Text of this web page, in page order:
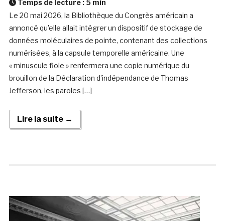
Temps de lecture : 5 min
Le 20 mai 2026, la Bibliothèque du Congrès américain a
annoncé qu’elle allait intégrer un dispositif de stockage de
données moléculaires de pointe, contenant des collections
numérisées, à la capsule temporelle américaine. Une
« minuscule fiole » renfermera une copie numérique du
brouillon de la Déclaration d’indépendance de Thomas
Jefferson, les paroles […]
Lire la suite →